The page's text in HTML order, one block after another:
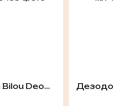
Дезодорант - спрей Bilou Deodorant Spray Bloomy Breeze 150 мл